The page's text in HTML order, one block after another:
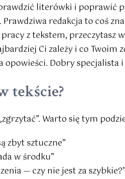
literówki i poprawić
redakcja to coś
z tekstem, przeczytasz
Ci zależy i co
Dobry
tekście?
Warto się tym
zbyt sztuczne”
w środku”
— czy nie jest za